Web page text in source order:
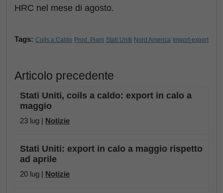
HRC nel mese di agosto.
Tags: Coils a Caldo Prod. Piani Stati Uniti Nord America Import-export
Articolo precedente
Stati Uniti, coils a caldo: export in calo a
maggio
23 lug | Notizie
Stati Uniti: export in calo a maggio rispetto
ad aprile
20 lug | Notizie